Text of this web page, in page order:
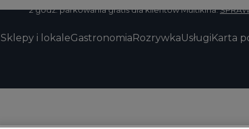
2 godz. parkowania gratis dla klientów Multikina.
Sklepy i lokaleGastronomiaRozrywkaUsługiKarta